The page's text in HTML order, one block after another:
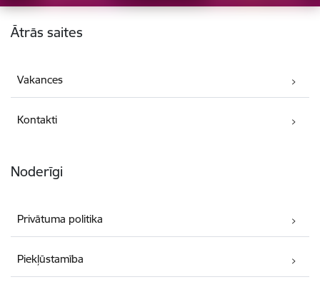
Kājene
Ātrās saites
Vakances
Kontakti
Noderīgi
Privātuma politika
Piekļūstamība